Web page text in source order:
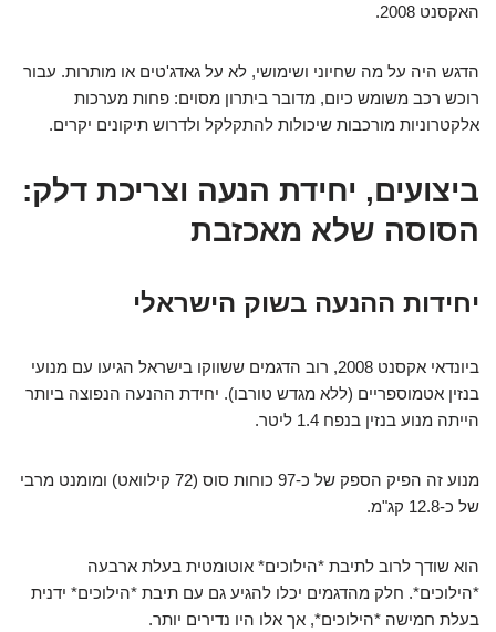
האקסנט 2008.
הדגש היה על מה שחיוני ושימושי, לא על גאדג'טים או מותרות. עבור
רוכש רכב משומש כיום, מדובר ביתרון מסוים: פחות מערכות
אלקטרוניות מורכבות שיכולות להתקלקל ולדרוש תיקונים יקרים.
ביצועים, יחידת הנעה וצריכת דלק:
הסוסה שלא מאכזבת
יחידות ההנעה בשוק הישראלי
ביונדאי אקסנט 2008, רוב הדגמים ששווקו בישראל הגיעו עם מנועי
בנזין אטמוספריים (ללא מגדש טורבו). יחידת ההנעה הנפוצה ביותר
הייתה מנוע בנזין בנפח 1.4 ליטר.
מנוע זה הפיק הספק של כ-97 כוחות סוס (72 קילוואט) ומומנט מרבי
של כ-12.8 קג"מ.
הוא שודך לרוב לתיבת *הילוכים* אוטומטית בעלת ארבעה
*הילוכים*. חלק מהדגמים יכלו להגיע גם עם תיבת *הילוכים* ידנית
בעלת חמישה *הילוכים*, אך אלו היו נדירים יותר.